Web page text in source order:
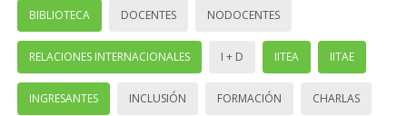
BIBLIOTECA DOCENTES NODOCENTES
RELACIONES INTERNACIONALES I + D IITEA IITAE
INGRESANTES INCLUSIÓN FORMACIÓN CHARLAS